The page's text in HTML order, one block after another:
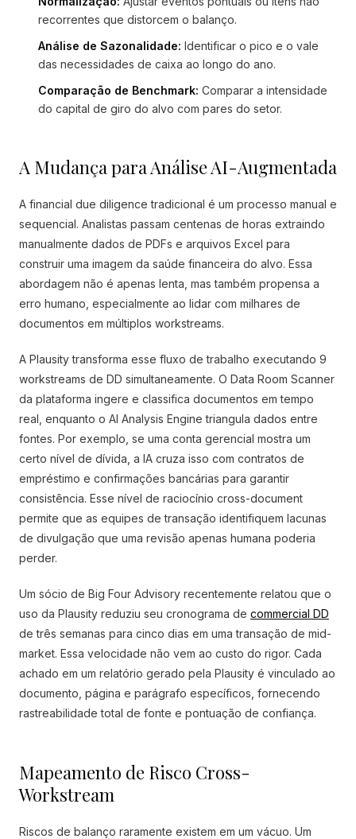
recorrentes que distorcem o balanço.
Análise de Sazonalidade: Identificar o pico e o vale
das necessidades de caixa ao longo do ano.
Comparação de Benchmark: Comparar a intensidade
do capital de giro do alvo com pares do setor.
A Mudança para Análise AI-Augmentada
A financial due diligence tradicional é um processo manual e
sequencial. Analistas passam centenas de horas extraindo
manualmente dados de PDFs e arquivos Excel para
construir uma imagem da saúde financeira do alvo. Essa
abordagem não é apenas lenta, mas também propensa a
erro humano, especialmente ao lidar com milhares de
documentos em múltiplos workstreams.
A Plausity transforma esse fluxo de trabalho executando 9
workstreams de DD simultaneamente. O Data Room Scanner
da plataforma ingere e classifica documentos em tempo
real, enquanto o AI Analysis Engine triangula dados entre
fontes. Por exemplo, se uma conta gerencial mostra um
certo nível de dívida, a IA cruza isso com contratos de
empréstimo e confirmações bancárias para garantir
consistência. Esse nível de raciocínio cross-document
permite que as equipes de transação identifiquem lacunas
de divulgação que uma revisão apenas humana poderia
perder.
Um sócio de Big Four Advisory recentemente relatou que o
uso da Plausity reduziu seu cronograma de commercial DD
de três semanas para cinco dias em uma transação de mid-
market. Essa velocidade não vem ao custo do rigor. Cada
achado em um relatório gerado pela Plausity é vinculado ao
documento, página e parágrafo específicos, fornecendo
rastreabilidade total de fonte e pontuação de confiança.
Mapeamento de Risco Cross-
Workstream
Riscos de balanço raramente existem em um vácuo. Um